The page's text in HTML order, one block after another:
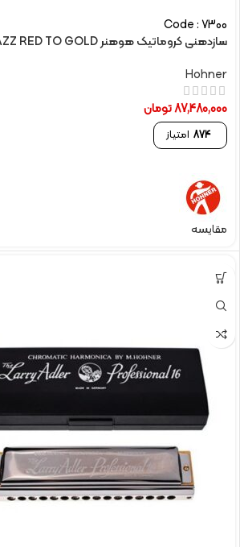
Code : 7300
سازدهنی کروماتیک هوهنر M754601 CX12 JAZZ RED TO GOLD
Hohner
87,480,000تومان
874 امتیاز
مقایسه